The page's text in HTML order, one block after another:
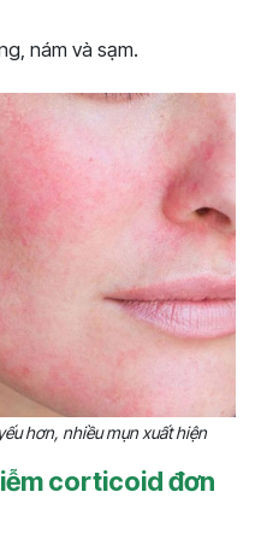
nám và sạm.
hơn, nhiều mụn xuất hiện
corticoid đơn